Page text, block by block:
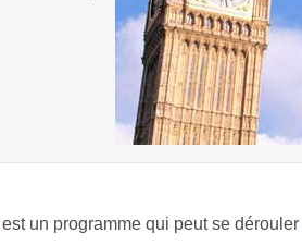
un programme qui peut se dérouler